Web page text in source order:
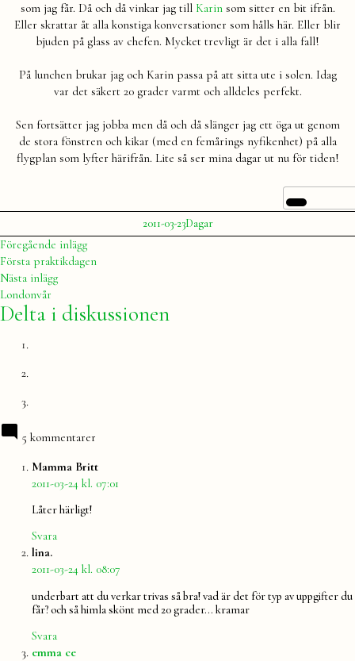
som jag får. Då och då vinkar jag till Karinsom sitter en bit ifrån.
Eller skrattar åt alla konstiga konversationer som hålls här. Eller blir
bjuden på glass av chefen. Mycket trevligt är det i alla fall!
På lunchen brukar jag och Karin passa på att sitta ute i solen. Idag
var det säkert 20 grader varmt och alldeles perfekt.
Sen fortsätter jag jobba men då och då slänger jag ett öga ut genom
de stora fönstren och kikar (med en femårings nyfikenhet) på alla
flygplan som lyfter härifrån. Lite så ser mina dagar ut nu för tiden!
Publicerat
av
Julia
2011-03-23Publicerat
i
Dagar
Inläggsnavigering
Föregående inläggFöregående
inlägg:
Första praktikdagen
Nästa inläggNästa
Londonvår
Delta i diskussionen
5 kommentarer
Mamma Brittsäger:
2011-03-24 kl. 07:01
Låter härligt!
Svara
lina.säger:
2011-03-24 kl. 08:07
underbart att du verkar trivas så bra! vad är det för typ av uppgifter du
får? och så himla skönt med 20 grader… kramar
Svara
emma cesäger: